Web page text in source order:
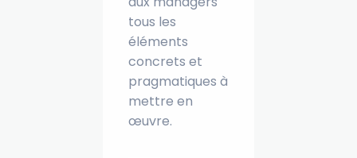
tous les
éléments
concrets et
pragmatiques à
mettre en
œuvre.